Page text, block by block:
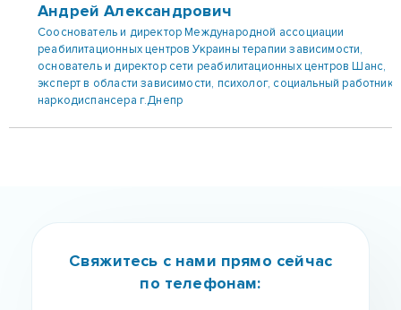
Андрей Александрович
Сооснователь и директор Международной ассоциации
реабилитационных центров Украины терапии зависимости,
основатель и директор сети реабилитационных центров Шанс,
эксперт в области зависимости, психолог, социальный работник
наркодиспансера г.Днепр
Свяжитесь с нами прямо сейчас
по телефонам: